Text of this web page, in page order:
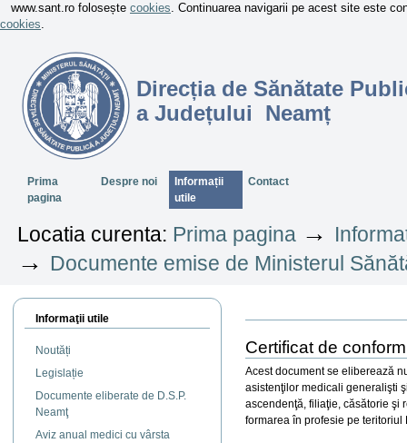
www.sant.ro folosește cookies. Continuarea navigarii pe acest site este
cookies.
Direcția de Sănătate
a Județului Neamț
SectiuniPrima
pagina
Despre noi
Informații
utile
Contact
Locatia curenta: Prima pagina →
→ Documente emise de Ministerul
Informaţii utile
Noutăți
Legislație
Documente eliberate de D.S.P.
Neamţ
Aviz anual medici cu vârsta
document
Certificat de
Acest document se eliberează
asistenţilor medicali generalişti
ascendenţă, filiaţie, căsătorie şi
formarea în profesie pe teritoriul